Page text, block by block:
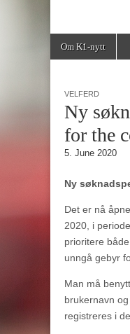
Main
menu
Om K1-nytt
VELFERD
Ny
for the
5. June 2020
Ny
Det er nå
2020, i
prioritere
unngå gebyr
Man må
brukernavn
registreres i